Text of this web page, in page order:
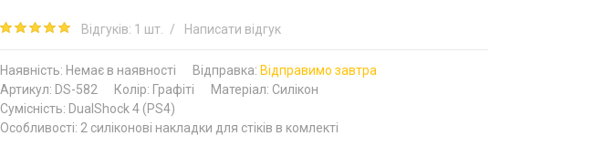
Відгуків: 1 шт. / Написати відгук
Наявність: Немає в наявності Відправка: Відправимо завтра
Артикул: DS-582
Колір: Графіті
Матеріал: Силікон
Cумісність: DualShock 4 (PS4)
Особливості: 2 cиліконові накладки для стіків в комлекті